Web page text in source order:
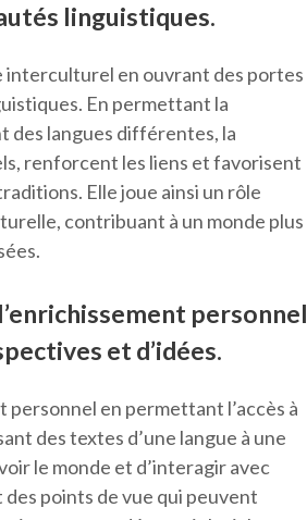
linguistiques.
interculturel en ouvrant des portes
En permettant la
des langues différentes, la
renforcent les liens et favorisent
Elle joue ainsi un rôle
contribuant à un monde plus
personnel
et d’idées.
en permettant l’accès à
des textes d’une langue à une
le monde et d’interagir avec
points de vue qui peuvent